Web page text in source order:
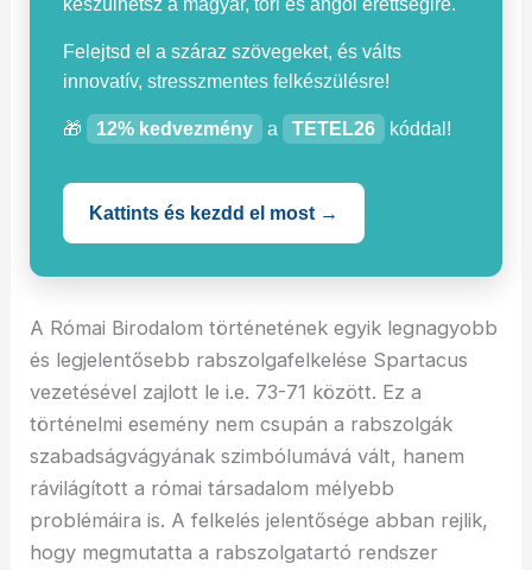
Felejtsd el a száraz szövegeket, és válts
innovatív, stresszmentes felkészülésre!
🎁 12% kedvezmény a TETEL26 kóddal!
Kattints és kezdd el most →
A Római Birodalom történetének egyik legnagyobb
és legjelentősebb rabszolgafelkelése Spartacus
vezetésével zajlott le i.e. 73-71 között. Ez a
történelmi esemény nem csupán a rabszolgák
szabadságvágyának szimbólumává vált, hanem
rávilágított a római társadalom mélyebb
problémáira is. A felkelés jelentősége abban rejlik,
hogy megmutatta a rabszolgatartó rendszer